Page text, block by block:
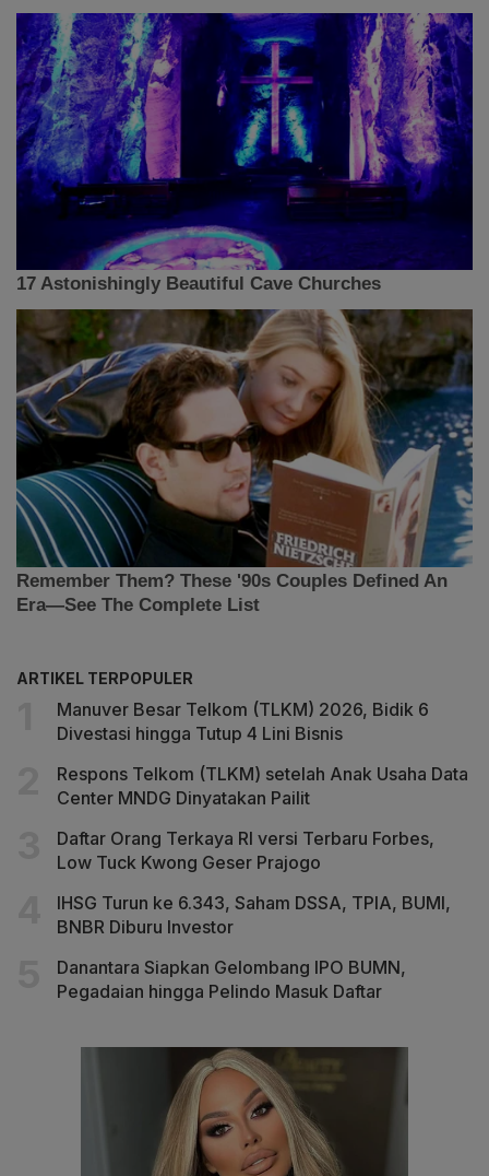
ARTIKEL TERPOPULER
Manuver Besar Telkom (TLKM) 2026, Bidik 6
Divestasi hingga Tutup 4 Lini Bisnis
Respons Telkom (TLKM) setelah Anak Usaha Data
Center MNDG Dinyatakan Pailit
Daftar Orang Terkaya RI versi Terbaru Forbes,
Low Tuck Kwong Geser Prajogo
IHSG Turun ke 6.343, Saham DSSA, TPIA, BUMI,
BNBR Diburu Investor
Danantara Siapkan Gelombang IPO BUMN,
Pegadaian hingga Pelindo Masuk Daftar